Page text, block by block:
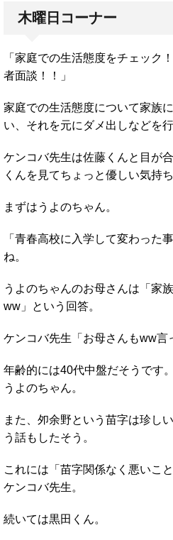
木曜日コーナー
「家庭での生活態度をチェック
者面談！！」
家庭での生活態度について家族
い、それを元にダメ出しなどを
ケンコバ先生は佐藤くんと目が
くんを見てちょっと優しい気持
まずはうよのちゃん。
「青春高校に入学して変わった
ね。
うよのちゃんのお母さんは「家
ww」という回答。
ケンコバ先生「お母さんもww言
年齢的には40代中盤だそうです
うよのちゃん。
また、夘余野という苗字は珍し
う話もしたそう。
これには「苗字関係なく悪いこ
ケンコバ先生。
続いては黒田くん。